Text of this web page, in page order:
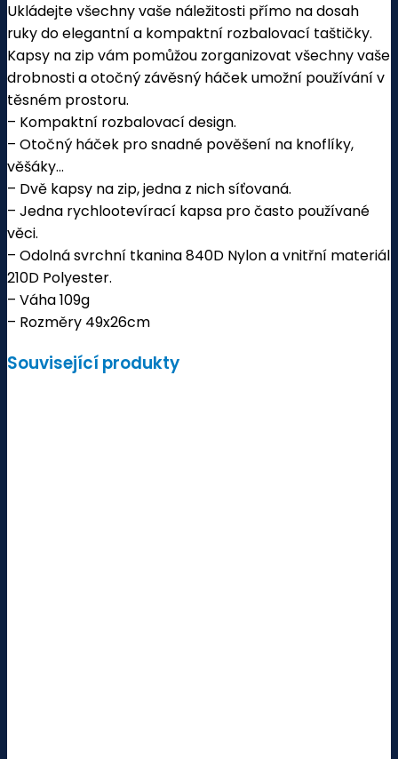
Ukládejte všechny vaše náležitosti přímo na dosah
ruky do elegantní a kompaktní rozbalovací taštičky.
Kapsy na zip vám pomůžou zorganizovat všechny vaše
drobnosti a otočný závěsný háček umožní používání v
těsném prostoru.
– Kompaktní rozbalovací design.
– Otočný háček pro snadné pověšení na knoflíky,
věšáky…
– Dvě kapsy na zip, jedna z nich síťovaná.
– Jedna rychlootevírací kapsa pro často používané
věci.
– Odolná svrchní tkanina 840D Nylon a vnitřní materiál
210D Polyester.
– Váha 109g
– Rozměry 49x26cm
Související produkty